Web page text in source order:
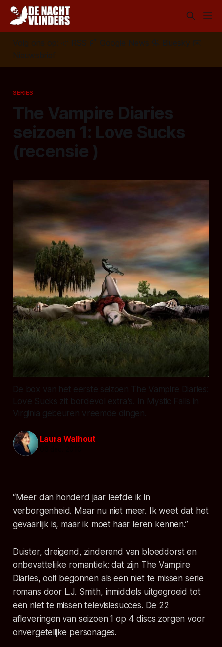
Volg ons op: 📣 RSS 📰 Google News 🦋 Bluesky
✉️
Nieuwsbrief
SERIES
The Vampire Diaries
seizoen 1: Love Sucks
(recensie )
De box van het eerste seizoen The Vampire Diaries:
Love Sucks zit bordevol extra's. In Mystic Falls in
Virginia gebeuren vreemde dingen.
Laura Walhout
“Meer dan honderd jaar leefde ik in
verborgenheid. Maar nu niet meer. Ik weet dat het
gevaarlijk is, maar ik moet haar leren kennen.”
Duister, dreigend, zinderend van bloeddorst en
onbevattelijke romantiek: dat zijn The Vampire
Diaries, ooit begonnen als een niet te missen serie
romans door L.J. Smith, inmiddels uitgegroeid tot
een niet te missen televisiesucces. De 22
afleveringen van seizoen 1 op 4 discs zorgen voor
onvergetelijke personages.